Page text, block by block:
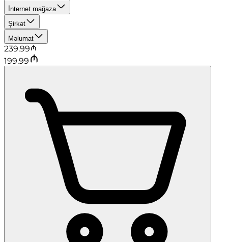
İnternet mağaza
Şirkət
Məlumat
239.99
199.99